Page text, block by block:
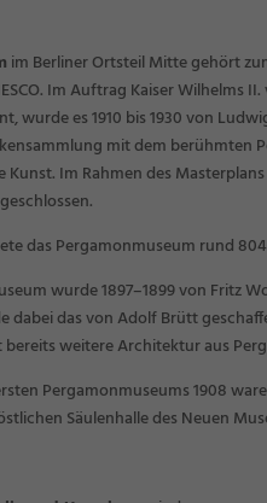
im Berliner Ortsteil Mitte gehört
Im Auftrag Kaiser Wilhelms
wurde es 1910 bis 1930 von
mit dem berühmten
Im Rahmen des
das Pergamonmuseum rund
wurde 1897–1899 von Fritz
dabei das von Adolf Brütt
weitere Architektur aus
Pergamonmuseums 1908
Säulenhalle des Neuen